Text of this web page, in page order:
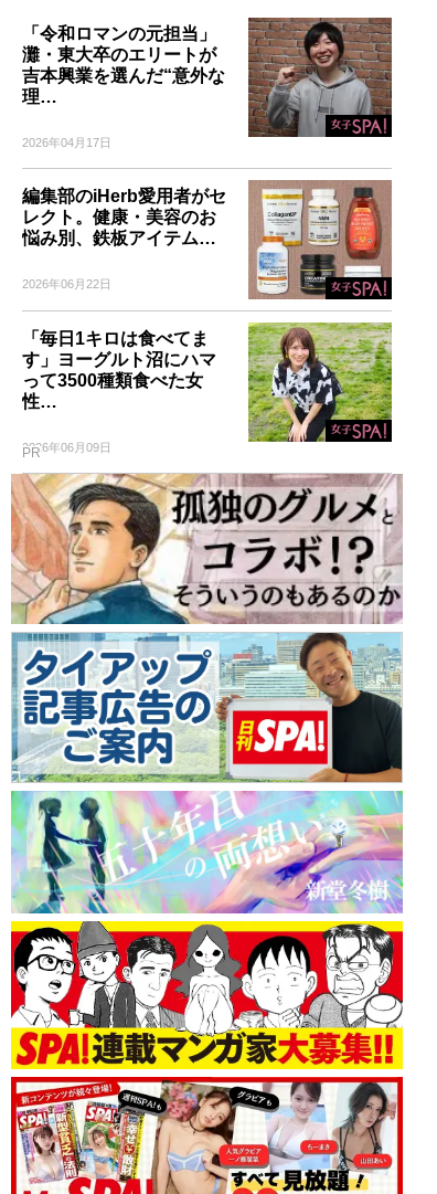
「令和ロマンの元担当」
灘・東大卒のエリートが
吉本興業を選んだ“意外な
理…
2026年04月17日
編集部のiHerb愛用者がセ
レクト。健康・美容のお
悩み別、鉄板アイテム…
2026年06月22日
「毎日1キロは食べてま
す」ヨーグルト沼にハマ
って3500種類食べた女
性…
2026年06月09日
PR